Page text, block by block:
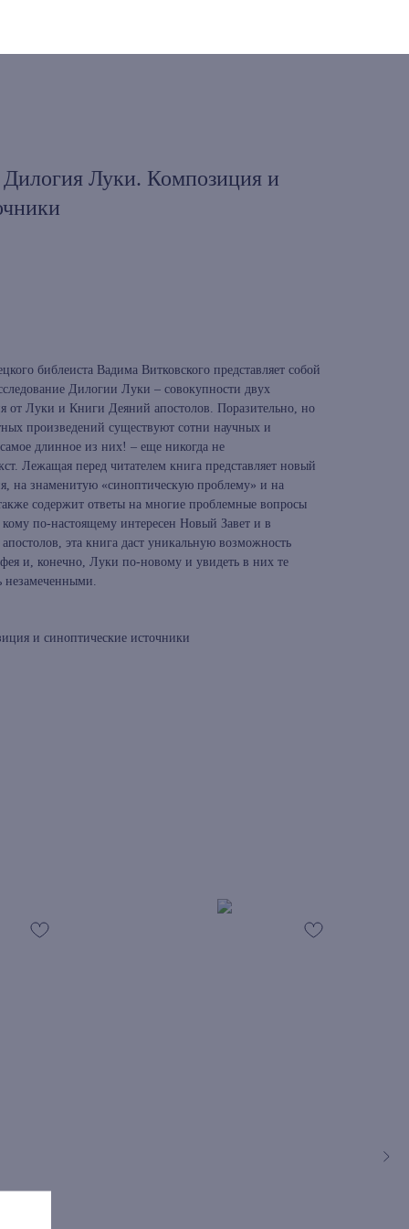
Луки. Композиция и
библеиста Вадима Витковского представляет собой
Дилогии Луки – совокупности двух
от Луки и Книги Деяний апостолов. Поразительно, но
произведений существуют сотни научных и
длинное из них! – еще никогда не
Лежащая перед читателем книга представляет новый
на знаменитую «синоптическую проблему» и на
содержит ответы на многие проблемные вопросы
по-настоящему интересен Новый Завет и в
эта книга даст уникальную возможность
и, конечно, Луки по-новому и увидеть в них те
незамеченными.
и синоптические источники